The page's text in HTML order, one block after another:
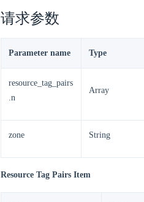
请求参数
Parameter name Type
resource_tag_pairs
.n
Array
zone String
Resource Tag Pairs Item